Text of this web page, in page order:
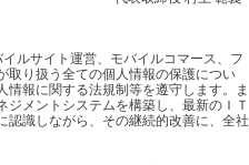
ルサイト運営、モバイルコマース、フ
取り扱う全ての個人情報の保護につい
報に関する法規制等を遵守します。ま
メントシステムを構築し、最新のＩＴ
認識しながら、その継続的改善に、全社